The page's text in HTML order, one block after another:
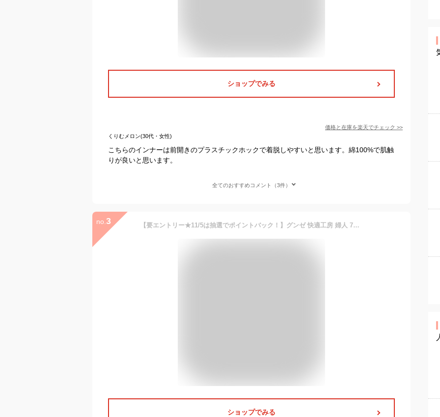
ショップでみる
価格と在庫を楽天でチェック >>
くりむメロン(30代・女性)
こちらのインナーは前開きのプラスチックホックで着脱しやすいと思います。綿100%で肌触
りが良いと思います。
全てのおすすめコメント（3件）
no. 3 【要エントリー★11/5は抽選でポイントバック！】グンゼ 快適工房 婦人 7分袖 前開き 肌着 シャツ S〜L レディース 綿100％ 長袖 女性 下着 インナー ボタン付き コットン 白 ベージュ 日本製 S M L GUNZE
ショップでみる